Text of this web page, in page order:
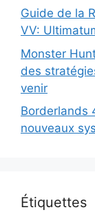
Guide de la
VV:
Monster
des
venir
Borderlands
nouveaux
Étiquettes